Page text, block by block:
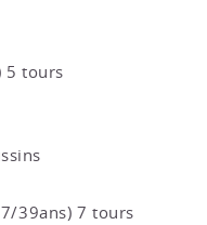
5 tours
39ans) 7 tours